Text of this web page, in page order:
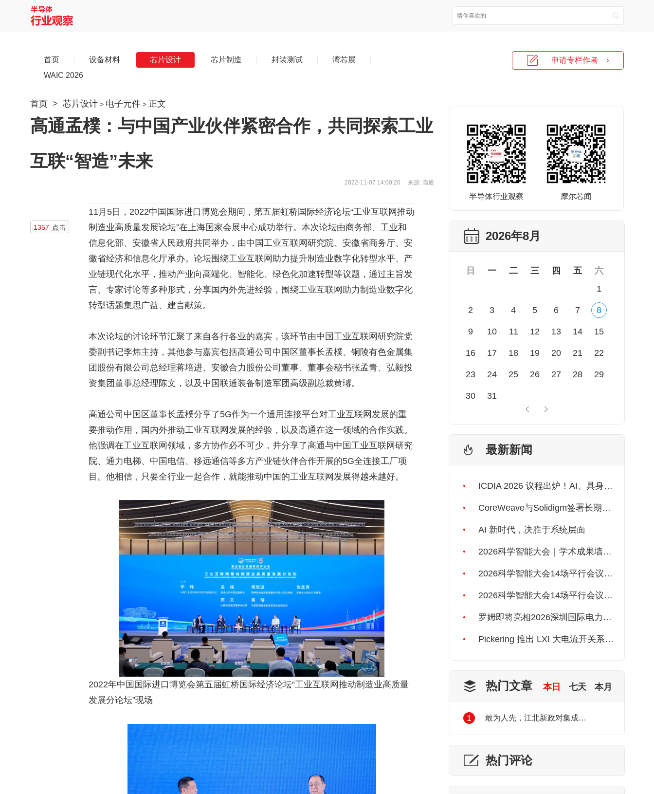
首页 设备材料 芯片设计 芯片制造 封装测试
湾芯展
WAIC 2026
首页 > 芯片设计 > 电子元件 > 正文
高通孟樸：与中国产业伙伴紧密合作，共同探索工业
互联“智造”未来
2022-11-07 14:00:20 来源: 高通
1357 点击
11月5日，2022中国国际进口博览会期间，第五届虹桥国际经济论坛“工业互联网推动
制造业高质量发展论坛”在上海国家会展中心成功举行。本次论坛由商务部、工业和
信息化部、安徽省人民政府共同举办，由中国工业互联网研究院、安徽省商务厅、安
徽省经济和信息化厅承办。论坛围绕工业互联网助力提升制造业数字化转型水平、产
业链现代化水平，推动产业向高端化、智能化、绿色化加速转型等议题，通过主旨发
言、专家讨论等多种形式，分享国内外先进经验，围绕工业互联网助力制造业数字化
转型话题集思广益、建言献策。
本次论坛的讨论环节汇聚了来自各行各业的嘉宾，该环节由中国工业互联网研究院党
委副书记李炜主持，其他参与嘉宾包括高通公司中国区董事长孟樸、铜陵有色金属集
团股份有限公司总经理蒋培进、安徽合力股份公司董事、董事会秘书张孟青、弘毅投
资集团董事总经理陈文，以及中国联通装备制造军团高级副总裁黄璿。
高通公司中国区董事长孟樸分享了5G作为一个通用连接平台对工业互联网发展的重
要推动作用，国内外推动工业互联网发展的经验，以及高通在这一领域的合作实践。
他强调在工业互联网领域，多方协作必不可少，并分享了高通与中国工业互联网研究
院、通力电梯、中国电信、移远通信等多方产业链伙伴合作开展的5G全连接工厂项
目。他相信，只要全行业一起合作，就能推动中国的工业互联网发展得越来越好。
2022年中国国际进口博览会第五届虹桥国际经济论坛“工业互联网推动制造业高质量
发展分论坛”现场
申请专栏作者
半导体行业观察 摩尔芯闻
2026年8月
日 一 二 三 四 五
六
1
2 3 4 5 6 7 8
9 10 11 12 13 14 15
16 17 18 19 20 21 22
23 24 25 26 27 28 29
30 31
最新新闻
ICDIA 2026 议程出炉！AI、具身智能、3D IC一应俱全！
CoreWeave与Solidigm签署长期供应协议，强化一体化人工智能云平台
AI 新时代，决胜于系统层面
2026科学智能大会｜学术成果墙报开放征集
2026科学智能大会14场平行会议之二丨科学数据如何被AI“读懂”
2026科学智能大会14场平行会议之一｜AI4S 基础理论：AI能否自己发现自然规律？
罗姆即将亮相2026深圳国际电力元件、可再生能源管理展览会暨研讨会
Pickering 推出 LXI 大电流开关系列，支持最高 80A、300V 信号
热门文章 本日 七天 本月
1 敢为人先，江北新政对集成电路产业发展的利好
热门评论